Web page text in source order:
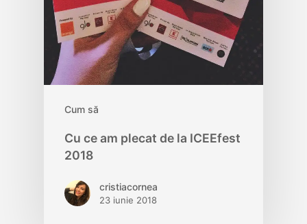
Cum să
Cu ce am plecat de la ICEEfest
2018
cristiacornea
23 iunie 2018